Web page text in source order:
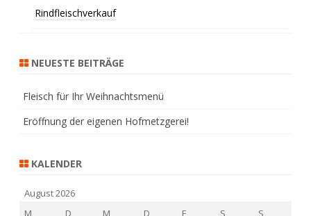
Rindfleischverkauf
NEUESTE BEITRÄGE
Fleisch für Ihr Weihnachtsmenü
Eröffnung der eigenen Hofmetzgerei!
KALENDER
August 2026
M
D M D F S S